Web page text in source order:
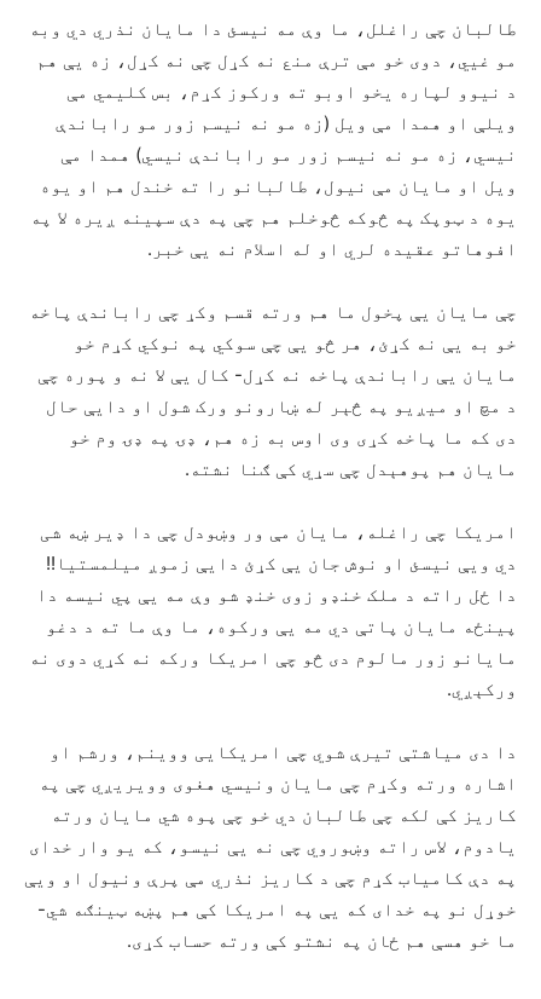
طالبان چې راغلل، ما وې مه نیسئ دا مایان نذري دي وبه
مو غيي، دوی خو مې ترې منع نه کړل چې نه کړل، زه یې هم
د نیوو لپاره یخو اوبو ته ورکوز کړم، بس کلیمي مې
ویلې او همدا مې ویل (زه مو نه نیسم زور مو راباندې
نیسي، زه مو نه نیسم زور مو راباندې نیسي) همدا مې
ویل او مایان مې نیول، طالبانو را ته خندل هم او یوه
یوه د ټوپک په څوکه څوخلم هم چې په دې سپینه ږیره لا په
افوهاتو عقیده لري او له اسلام نه یې خبر.
چې مایان یې پخول ما هم ورته قسم وکړ چې راباندې پاخه
خو به یې نه کړئ، هر څو یې چې سوکي په نوکي کړم خو
مایان یې راباندې پاخه نه کړل- کال یې لا نه و پوره چې
د مچ او میږیو په څېر له ښارونو ورک شول او دایې حال
دی که ما پاخه کړی وی اوس به زه هم، ډۍ په ډۍ وم خو
مایان هم پوهېدل چې سړي کې ګنا نشته.
امریکا چې راغله، مایان مې ور وښودل چې دا ډير ښه شی
دي ویې نیسئ او نوش جان یې کړئ دایې زموږ میلمستیا!!
دا ځل راته د ملک خنډو زوی خنډ شو وې مه یې پي نیسه دا
پينځه مایان پاتې دي مه یې ورکوه، ما وې ما ته د دغو
مایانو زور مالوم دی څو چې امریکا ورکه نه کړي دوی نه
ورکېږي.
دا دی میاشتې تیرې شوي چې امریکايی ووینم، ورشم او
اشاره ورته وکړم چې مایان ونیسي هغوی وویریږي چې په
کاریز کې لکه چې طالبان دي خو چې پوه شي مایان ورته
یادوم، لاس راته وښوروي چې نه یې نیسو، که یو وار خدای
په دې کامیاب کړم چې د کاریز نذري مې پرې ونیول او ویې
خوړل نو په خدای که یې په امریکا کې هم پښه ټینګه شي-
ما خو هسې هم ځان په نشتو کې ورته حساب کړی.